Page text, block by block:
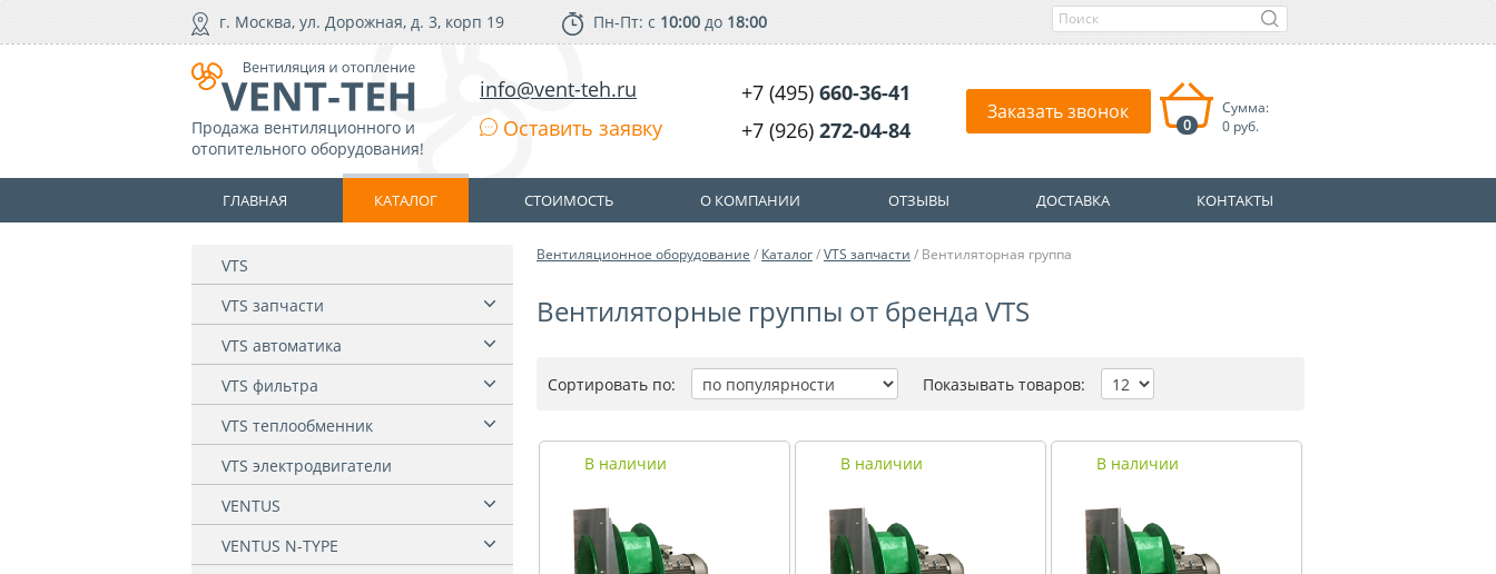
г. Москва, ул. Дорожная, д. 3, корп 19 Пн-Пт: с 10:00 до 18:00
Продажа вентиляционного и
отопительного оборудования!
info@vent-teh.ru
Оставить заявку
+7 (495) 660-36-41
+7 (926) 272-04-84
Заказать звонок
0
Сумма:
0 руб.
ГЛАВНАЯ КАТАЛОГ СТОИМОСТЬ О КОМПАНИИ ОТЗЫВЫ ДОСТАВКА КОНТАКТЫ
VTS
VTS запчасти
VTS автоматика
VTS фильтра
VTS теплообменник
VTS электродвигатели
VENTUS
VENTUS N-TYPE
Вентиляционное оборудование / Каталог/VTS запчасти / Вентиляторная группа
Вентиляторные группы от бренда VTS
Сортировать по: Показывать товаров:
В наличии В наличии В наличии